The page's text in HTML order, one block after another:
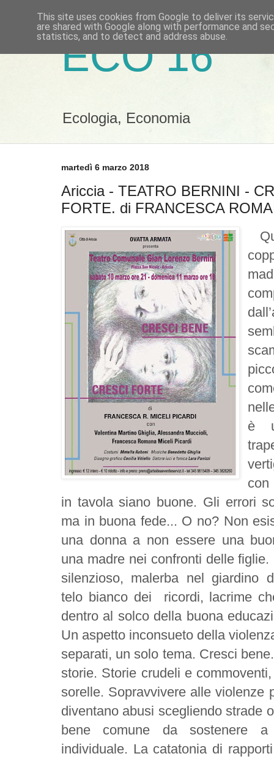
ECO 16
Ecologia, Economia
martedì 6 marzo 2018
Ariccia - TEATRO BERNINI -
FORTE. di FRANCESCA
è
con
in tavola siano buone. Gli errori
ma in buona fede... O no? Non
una donna a non essere una
una madre nei confronti delle
silenzioso, malerba nel giardino
telo bianco dei ricordi, lacrime
dentro al solco della buona
Un aspetto inconsueto della
separati, un solo tema. Cresci
storie. Storie crudeli e
sorelle. Sopravvivere alle violenze
diventano abusi scegliendo strade
bene comune da sostenere
individuale. La catatonia di
This site uses cookies from Google to deliver its
are shared with Google along with performance and
statistics, and to detect and address abuse.